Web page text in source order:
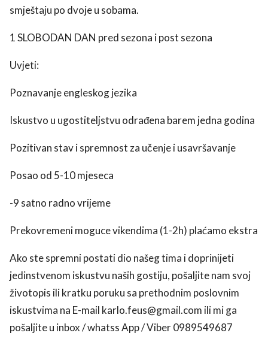
smještaju po dvoje u sobama.
1 SLOBODAN DAN pred sezona i post sezona️️
Uvjeti:
Poznavanje engleskog jezika
Iskustvo u ugostiteljstvu odrađena barem jedna godina
Pozitivan stav i spremnost za učenje i usavršavanje
Posao od 5-10 mjeseca
-9 satno radno vrijeme
Prekovremeni moguce vikendima (1-2h) plaćamo ekstra
Ako ste spremni postati dio našeg tima i doprinijeti
jedinstvenom iskustvu naših gostiju, pošaljite nam svoj
životopis ili kratku poruku sa prethodnim poslovnim
iskustvima na E-mail karlo.feus@gmail.com ili mi ga
pošaljite u inbox / whatss App / Viber 0989549687